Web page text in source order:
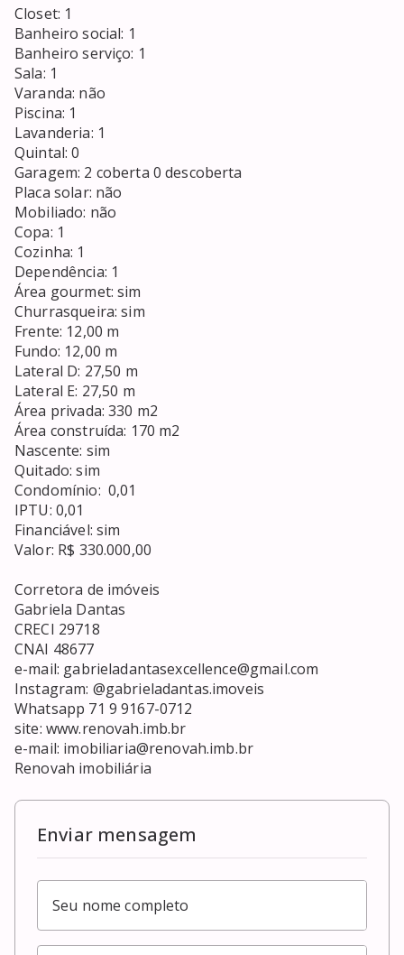
Closet: 1
Banheiro social: 1
Banheiro serviço: 1
Sala: 1
Varanda: não
Piscina: 1
Lavanderia: 1
Quintal: 0
Garagem: 2 coberta 0 descoberta
Placa solar: não
Mobiliado: não
Copa: 1
Cozinha: 1
Dependência: 1
Área gourmet: sim
Churrasqueira: sim
Frente: 12,00 m
Fundo: 12,00 m
Lateral D: 27,50 m
Lateral E: 27,50 m
Área privada: 330 m2
Área construída: 170 m2
Nascente: sim
Quitado: sim
Condomínio:  0,01
IPTU: 0,01
Financiável: sim
Valor: R$ 330.000,00
Corretora de imóveis
Gabriela Dantas
CRECI 29718
CNAI 48677
e-mail: gabrieladantasexcellence@gmail.com
Instagram: @gabrieladantas.imoveis
Whatsapp 71 9 9167-0712
site: www.renovah.imb.br
e-mail: imobiliaria@renovah.imb.br
Renovah imobiliária
Enviar mensagem